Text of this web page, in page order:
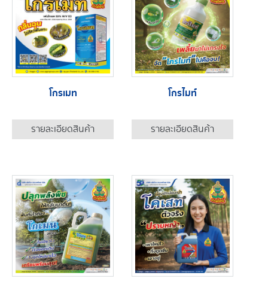
โกรเมท
รายละเอียดสินค้า
โกรไมท์
รายละเอียดสินค้า